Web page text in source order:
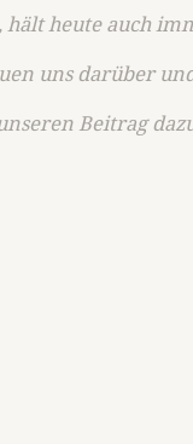
heute auch
uns darüber
Beitrag